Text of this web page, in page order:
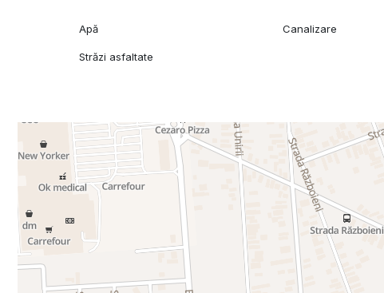
Apă Canalizare
Străzi asfaltate